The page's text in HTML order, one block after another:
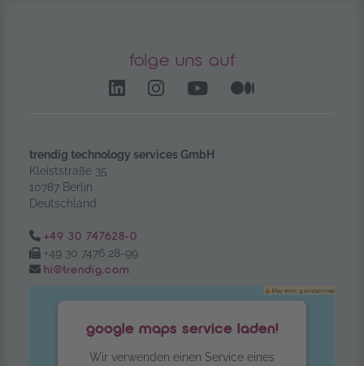
folge uns auf
LinkedIn – öffnet in einem
Instagram öffnet in
YouTube
trendig technology services GmbH
Kleiststraße 35
10787 Berlin
Deutschland
Tel.:
+49 30 747628-0
Fax:
+49 30 7476 28-99
Email:
hi@trendig.com
google maps service laden!
Wir verwenden einen Service eines